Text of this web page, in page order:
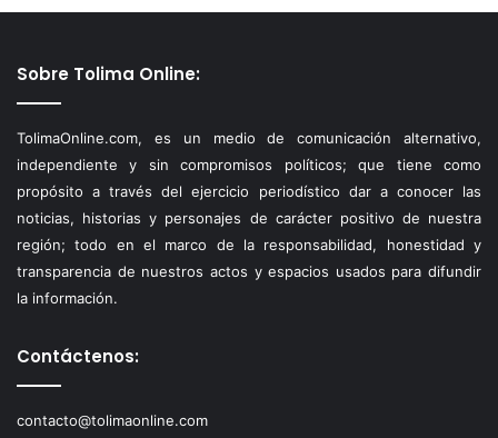
Sobre Tolima Online:
TolimaOnline.com, es un medio de comunicación alternativo,
independiente y sin compromisos políticos; que tiene como
propósito a través del ejercicio periodístico dar a conocer las
noticias, historias y personajes de carácter positivo de nuestra
región; todo en el marco de la responsabilidad, honestidad y
transparencia de nuestros actos y espacios usados para difundir
la información.
Contáctenos:
contacto@tolimaonline.com